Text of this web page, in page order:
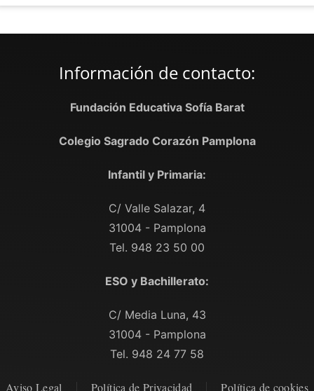
Información de contacto:
Fundación Educativa Sofía Barat
Colegio Sagrado Corazón Pamplona
Infantil y Primaria:
C/ Valle Salazar, 4
31004 - Pamplona
Tel. 948 23 50 00
ESO y Bachillerato:
C/ Media Luna, 43
31004 - Pamplona
Tel. 948 24 77 58
Aviso Legal Política de Privacidad Política de cookies